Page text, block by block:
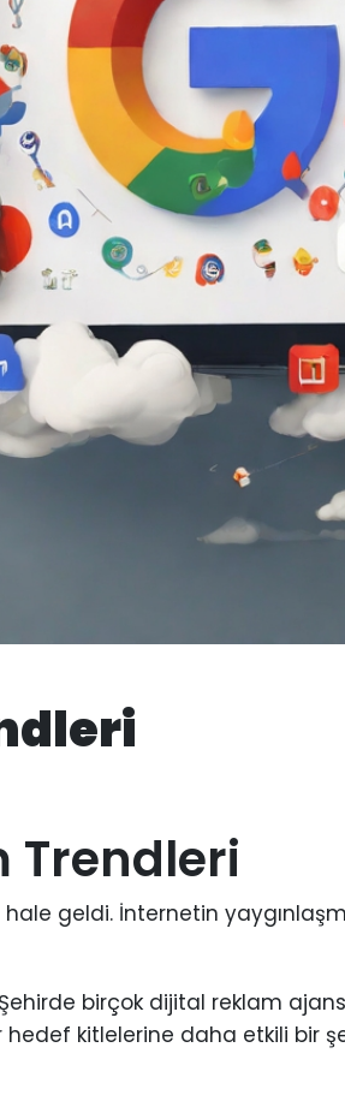
Trendleri
geldi. İnternetin
birçok dijital reklam
kitlelerine daha etkili bir